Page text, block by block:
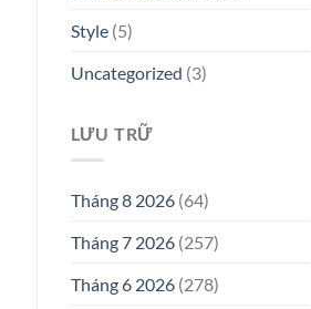
Style(5)
Uncategorized (3)
LƯU TRỮ
Tháng 8 2026(64)
Tháng 7 2026(257)
Tháng 6 2026(278)